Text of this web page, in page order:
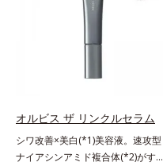
オルビス ザ リンクルセラム
シワ改善×美白(*1)美容液。速攻型
ナイアシンアミド複合体(*2)がすば